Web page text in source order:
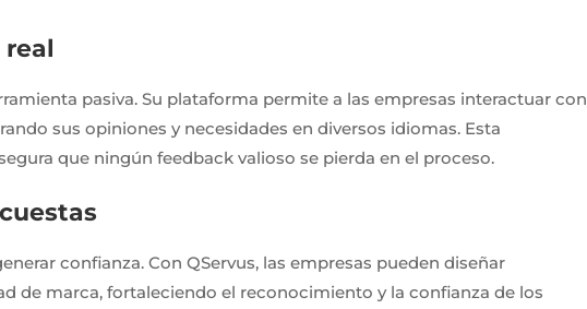
pasiva. Su plataforma permite a las empresas interactuar con
sus opiniones y necesidades en diversos idiomas. Esta
que ningún feedback valioso se pierda en el proceso.
confianza. Con QServus, las empresas pueden diseñar
de marca, fortaleciendo el reconocimiento y la confianza de los